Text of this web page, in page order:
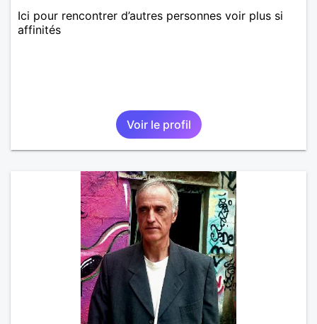
Ici pour rencontrer d’autres personnes voir plus si
affinités
Voir le profil